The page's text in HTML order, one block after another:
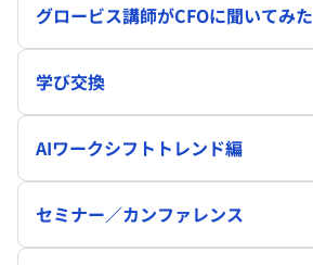
グロービス講師がCFOに聞いてみた
学び交換
AIワークシフトトレンド編
セミナー／カンファレンス